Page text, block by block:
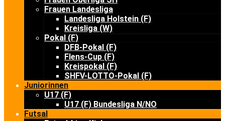
Frauen Landesliga
Landesliga Holstein (F)
Kreisliga (W)
Pokal (F)
DFB-Pokal (F)
Flens-Cup (F)
Kreispokal (F)
SHFV-LOTTO-Pokal (F)
Juniorinnen
U17 (F)
U17 (F) Bundesliga N/NO
Futsal